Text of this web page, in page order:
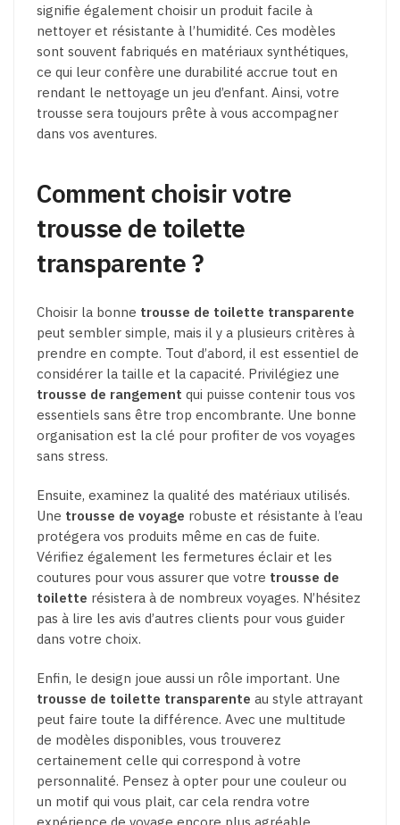
signifie également choisir un produit facile à
nettoyer et résistante à l’humidité. Ces modèles
sont souvent fabriqués en matériaux synthétiques,
ce qui leur confère une durabilité accrue tout en
rendant le nettoyage un jeu d’enfant. Ainsi, votre
trousse sera toujours prête à vous accompagner
dans vos aventures.
Comment choisir votre
trousse de toilette
transparente ?
Choisir la bonne trousse de toilette transparente
peut sembler simple, mais il y a plusieurs critères à
prendre en compte. Tout d’abord, il est essentiel de
considérer la taille et la capacité. Privilégiez une
trousse de rangement qui puisse contenir tous vos
essentiels sans être trop encombrante. Une bonne
organisation est la clé pour profiter de vos voyages
sans stress.
Ensuite, examinez la qualité des matériaux utilisés.
Une trousse de voyage robuste et résistante à l’eau
protégera vos produits même en cas de fuite.
Vérifiez également les fermetures éclair et les
coutures pour vous assurer que votre trousse de
toilette résistera à de nombreux voyages. N’hésitez
pas à lire les avis d’autres clients pour vous guider
dans votre choix.
Enfin, le design joue aussi un rôle important. Une
trousse de toilette transparente au style attrayant
peut faire toute la différence. Avec une multitude
de modèles disponibles, vous trouverez
certainement celle qui correspond à votre
personnalité. Pensez à opter pour une couleur ou
un motif qui vous plait, car cela rendra votre